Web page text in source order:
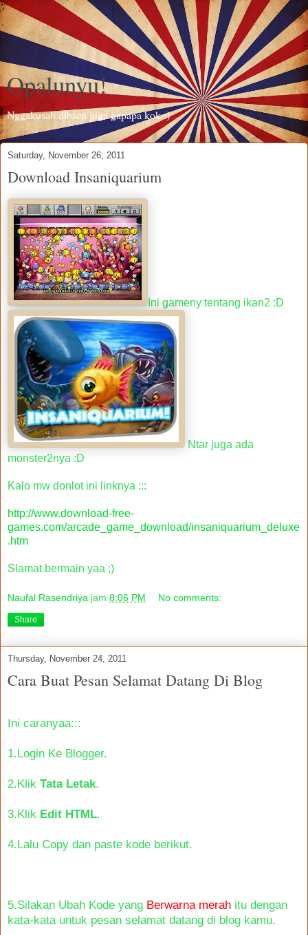
Opalunyu!
Nggakusah dibaca juga gapapa kok :)
Saturday, November 26, 2011
Download Insaniquarium
Ini gameny tentang ikan2 :D
Ntar juga ada
monster2nya :D
Kalo mw donlot ini linknya :::
http://www.download-free-
games.com/arcade_game_download/insaniquarium_deluxe
.htm
Slamat bermain yaa ;)
Naufal Rasendriya jam 8:06 PM No comments:
Share
Thursday, November 24, 2011
Cara Buat Pesan Selamat Datang Di Blog
Ini caranyaa:::
1.Login Ke Blogger.
2.Klik Tata Letak.
3.Klik Edit HTML.
4.Lalu Copy dan paste kode berikut.
5.Silakan Ubah Kode yang Berwarna merah itu dengan
kata-kata untuk pesan selamat datang di blog kamu.